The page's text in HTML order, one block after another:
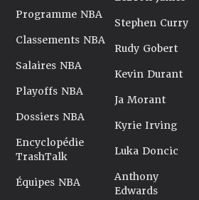
Programme NBA
Classements NBA
Salaires NBA
Playoffs NBA
Dossiers NBA
Encyclopédie
TrashTalk
Équipes NBA
Stephen Curry
Rudy Gobert
Kevin Durant
Ja Morant
Kyrie Irving
Luka Doncic
Anthony
Edwards